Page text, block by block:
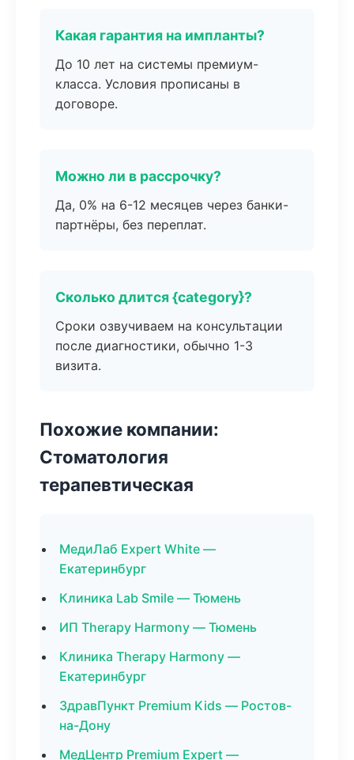
Какая гарантия на импланты?
До 10 лет на системы премиум-
класса. Условия прописаны в
договоре.
Можно ли в рассрочку?
Да, 0% на 6-12 месяцев через банки-
партнёры, без переплат.
Сколько длится {category}?
Сроки озвучиваем на консультации
после диагностики, обычно 1-3
визита.
Похожие компании:
Стоматология
терапевтическая
МедиЛаб Expert White —
Екатеринбург
Клиника Lab Smile — Тюмень
ИП Therapy Harmony — Тюмень
Клиника Therapy Harmony —
Екатеринбург
ЗдравПункт Premium Kids — Ростов-
на-Дону
МедЦентр Premium Expert —